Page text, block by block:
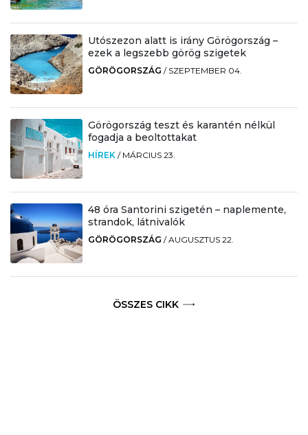
Utószezon alatt is irány Görögország –
ezek a legszebb görög szigetek
GÖRÖGORSZÁG / SZEPTEMBER 04.
Görögország teszt és karantén nélkül
fogadja a beoltottakat
HÍREK / MÁRCIUS 23.
48 óra Santorini szigetén – naplemente,
strandok, látnivalók
GÖRÖGORSZÁG /AUGUSZTUS 22.
ÖSSZES CIKK